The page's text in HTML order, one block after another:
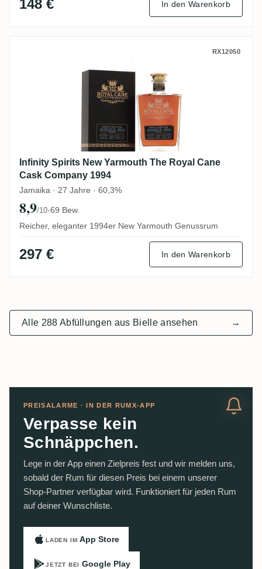
148 € In den Warenkorb
Infinity Spirits New Yarmouth The Royal
RX12050
Infinity Spirits New Yarmouth The Royal Cane
Cask Company 1994
Jamaika · 27 Jahre · 60,3%
8,9/10·69 Bew.
Reicher, eleganter 1994er New Yarmouth Genussrum
297 € In den Warenkorb
Alle 288 Abfüllungen aus Bielle ansehen →
PREISALARME · IN DER RUMX-APP
Verpasse kein
Schnäppchen.
Lege in der App einen Zielpreis fest und wir melden uns,
sobald der Rum für diesen Preis bei einem unserer
Shop-Partner verfügbar wird. Funktioniert für jeden Rum
auf deiner Wunschliste.
LADEN IM App Store
JETZT BEI Google Play